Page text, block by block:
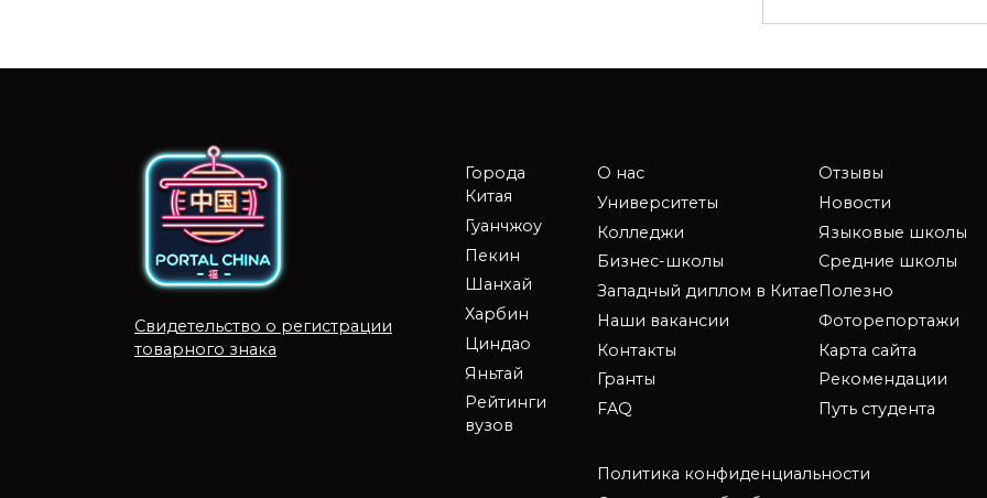
Свидетельство о регистрации
товарного знака
Города
Китая
Гуанчжоу
Пекин
Шанхай
Харбин
Циндао
Яньтай
Рейтинги
вузов
О нас
Университеты
Колледжи
Бизнес-школы
Западный диплом в Китае
Наши вакансии
Контакты
Гранты
FAQ
Отзывы
Новости
Языковые школы
Средние школы
Полезно
Фоторепортажи
Карта сайта
Рекомендации
Путь студента
Политика конфиденциальности